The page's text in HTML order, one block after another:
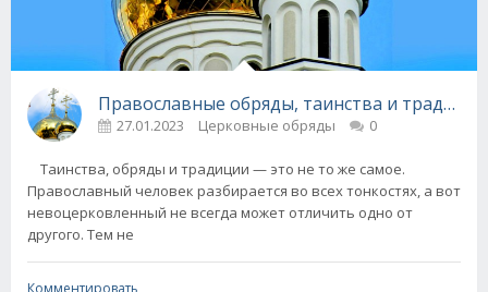
Православные обряды, таинства и традиции
27.01.2023 Церковные обряды 0
Таинства, обряды и традиции — это не то же самое.
Православный человек разбирается во всех тонкостях, а вот
невоцерковленный не всегда может отличить одно от
другого. Тем не